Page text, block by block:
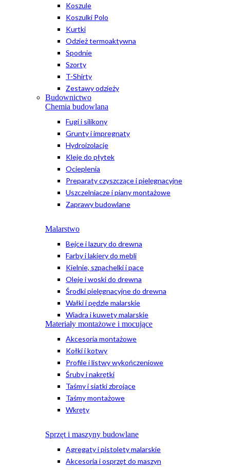
Koszule
Koszulki Polo
Kurtki
Odzież termoaktywna
Spodnie
Szorty
T-Shirty
Zestawy odzieży
Budownictwo
Chemia budowlana
Fugi i silikony
Grunty i impregnaty
Hydroizolacje
Kleje do płytek
Ocieplenia
Preparaty czyszczące i pielęgnacyjne
Uszczelniacze i piany montażowe
Zaprawy budowlane
Malarstwo
Bejce i lazury do drewna
Farby i lakiery do mebli
Kielnie, szpachelki i pace
Oleje i woski do drewna
Środki pielęgnacyjne do drewna
Wałki i pędzle malarskie
Wiadra i kuwety malarskie
Materiały montażowe i mocujące
Akcesoria montażowe
Kołki i kotwy
Profile i listwy wykończeniowe
Śruby i nakrętki
Taśmy i siatki zbrojące
Taśmy montażowe
Wkręty
Sprzęt i maszyny budowlane
Agregaty i pistolety malarskie
Akcesoria i osprzęt do maszyn